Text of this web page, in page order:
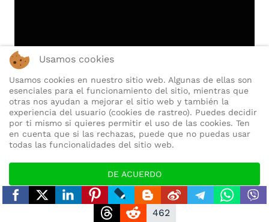
462
Usamos cookies
Usamos cookies en nuestro sitio web. Algunas de ellas son
esenciales para el funcionamiento del sitio, mientras que
otras nos ayudan a mejorar el sitio web y también la
experiencia del usuario (cookies de rastreo). Puedes decidir
por ti mismo si quieres permitir el uso de las cookies. Ten
en cuenta que si las rechazas, puede que no puedas usar
todas las funcionalidades del sitio web.
DE ACUERDO
RECHAZAR